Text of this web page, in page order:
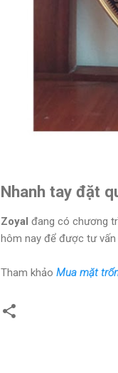
Nhanh tay đặt
Zoyal đang có chương
hôm nay để được tư vấn
Tham khảo Mua mặt